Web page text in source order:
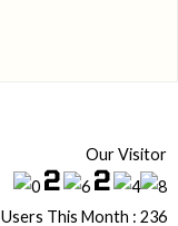
Our Visitor
Users This Month : 236